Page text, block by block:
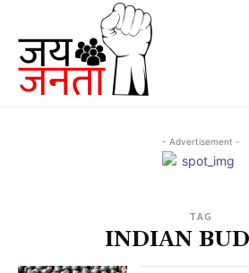
- Advertisement -
TAG
INDIAN